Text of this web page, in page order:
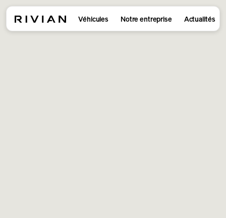
Véhicules Notre entreprise Actualités